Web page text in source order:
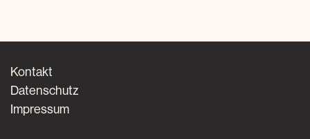
Kontakt
Datenschutz
Impressum